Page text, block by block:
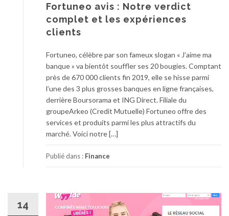
Fortuneo avis : Notre verdict
complet et les expériences
clients
Fortuneo, célèbre par son fameux slogan « J’aime ma
banque » va bientôt souffler ses 20 bougies. Comptant
près de 670 000 clients fin 2019, elle se hisse parmi
l’une des 3 plus grosses banques en ligne françaises,
derrière Boursorama et ING Direct. Filiale du
groupeArkeo (Credit Mutuelle) Fortuneo offre des
services et produits parmi les plus attractifs du
marché. Voici notre […]
Publié dans : Finance
14